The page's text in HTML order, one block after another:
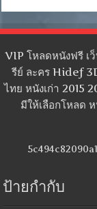
VIP โหลดหนังฟรี เ
รีย์ ละคร Hidef
ไทย หนังเก่า 2015
มีให้เลือกโหลด
ป้ายกำกับ